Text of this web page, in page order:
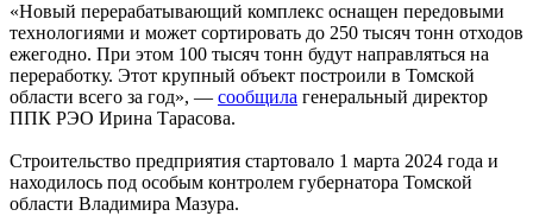
«Новый перерабатывающий комплекс оснащен передовыми
технологиями и может сортировать до 250 тысяч тонн отходов
ежегодно. При этом 100 тысяч тонн будут направляться на
переработку. Этот крупный объект построили в Томской
области всего за год», — сообщила генеральный директор
ППК РЭО Ирина Тарасова.
Строительство предприятия стартовало 1 марта 2024 года и
находилось под особым контролем губернатора Томской
области Владимира Мазура.